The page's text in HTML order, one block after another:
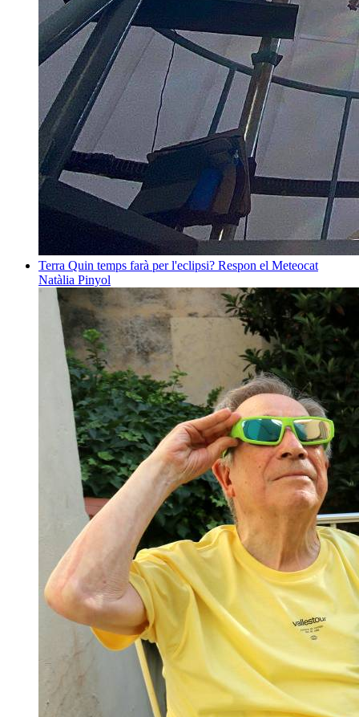
Terra Quin temps farà per l'eclipsi? Respon el Meteocat
Natàlia Pinyol